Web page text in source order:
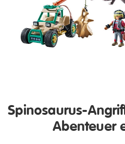
Spinosaurus-
Abenteuer